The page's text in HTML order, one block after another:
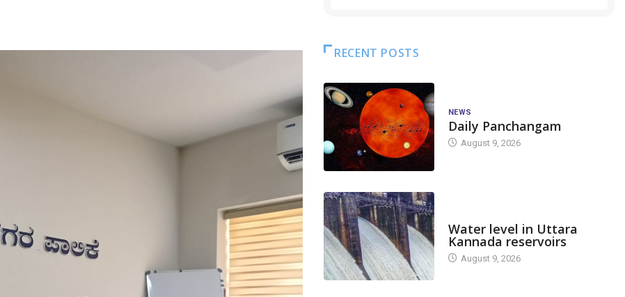
RECENT POSTS
NEWS
Daily Panchangam
August 9, 2026
Water level in Uttara
Kannada reservoirs
August 9, 2026